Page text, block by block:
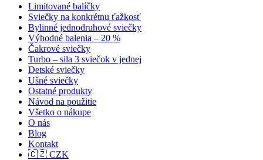
Limitované balíčky
Sviečky na konkrétnu ťažkosť
Bylinné jednodruhové sviečky
Výhodné balenia – 20 %
Čakrové sviečky
Turbo – sila 3 sviečok v jednej
Detské sviečky
Ušné sviečky
Ostatné produkty
Návod na použitie
Všetko o nákupe
O nás
Blog
Kontakt
🇨🇿 CZK